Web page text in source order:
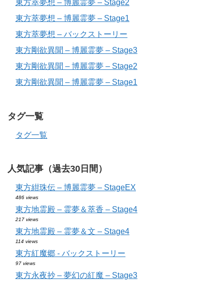
東方萃夢想 – 博麗霊夢 – Stage2
東方萃夢想 – 博麗霊夢 – Stage1
東方萃夢想 – バックストーリー
東方剛欲異聞 – 博麗霊夢 – Stage3
東方剛欲異聞 – 博麗霊夢 – Stage2
東方剛欲異聞 – 博麗霊夢 – Stage1
タグ一覧
タグ一覧
人気記事（過去30日間）
東方紺珠伝 – 博麗霊夢 – StageEX
486 views
東方地霊殿 – 霊夢＆萃香 – Stage4
217 views
東方地霊殿 – 霊夢＆文 – Stage4
114 views
東方紅魔郷 - バックストーリー
97 views
東方永夜抄 – 夢幻の紅魔 – Stage3